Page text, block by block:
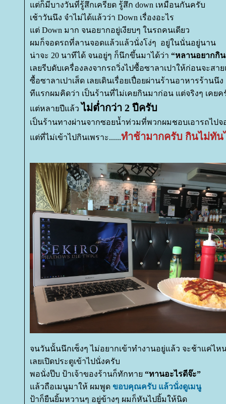
ต่ก็มีบางวันที่รู้สึกเครียด รู้สึก down เหมือนกันครับ
เช้าวันนึง จำไม่ได้แล้วว่า Down เรื่องอะไร
ต่ Down มาก จนอยากอยู่เงียบๆ ในรถคนเดียว
ผมก็จอดรถที่ลานจอดแล้วแล้วนั่งโง่ๆ อยู่ในนั่นอยู่นาน
น่าจะ 20 นาทีได้ จนอยู่ๆ ก็นึกขึ้นมาได้ว่า “หลานอยากกิน
เลยรีบดับเครื่องลงจากรถวิ่งไปซื้อซาลาเปาให้ก่อนจะสา
ซื้อซาลาเปาเส็ด เลยเดินเรื่อยเปื่อยผ่านร้านอาหารร้านนึง
ทีแรกผมคิดว่า เป็นร้านที่ไม่เคยกินมาก่อน แต่จริงๆ เคยค
ต่หลายปีแล้ว ไม่ต่ำกว่า 2 ปีครับ
เป็นร้านทางผ่านจากซอยน้ำท่วมที่พวกผมชอบเอารถไปจ
ต่ที่ไม่เข้าไปกินเพราะ......ทำช้ามากครับ กินไม่ทัน
จนวันนั้นนึกเซ็งๆ ไม่อยากเข้าทำงานอยู่แล้ว จะช้าแค่ไห
เลยเปิดประตูเข้าไปนั่งครับ
พอนั่งป๊บ ป้าเจ้าของร้านก็ทักทา “ทานอะไรดีจ๊ะ”
ล้วถือเมนูมาให้ ผมพูด ขอบคุณครับ แล้วนั่งดูเมนู
ป้าก็ยืนยิ้มหวานๆ อยู่ข้างๆ ผมก็หันไปยิ้มให้นิด